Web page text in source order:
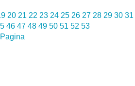
20 21 22 23 24 25 26 27 28 29 30 31
46 47 48 49 50 51 52 53